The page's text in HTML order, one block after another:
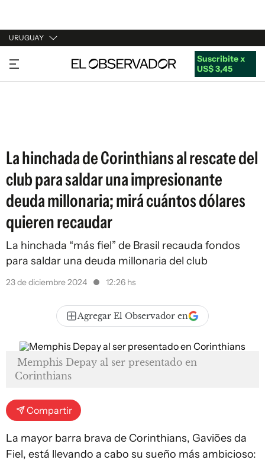
URUGUAY
URUGUAY
ARGENTINA
Suscribite x
US$ 3,45
La hinchada de Corinthians al rescate del
club para saldar una impresionante
deuda millonaria; mirá cuántos dólares
quieren recaudar
La hinchada “más fiel” de Brasil recauda fondos
para saldar una deuda millonaria del club
23 de diciembre 2024 12:26 hs
Agregar El Observador en
Memphis Depay al ser presentado en
Corinthians
Compartir
La mayor barra brava de Corinthians, Gaviões da
Fiel, está llevando a cabo su sueño más ambicioso: